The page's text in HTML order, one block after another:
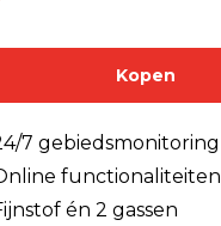
Kopen
7 gebiedsmonitoring
functionaliteiten
én 2 gassen